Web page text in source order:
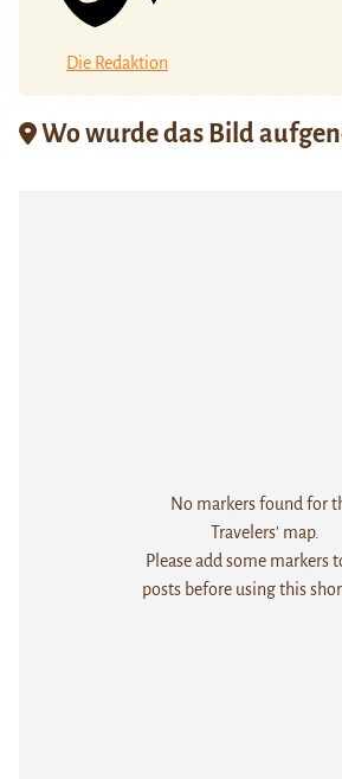
Die Redaktion
Wo wurde das Bild
No markers found for
Travelers' map.
Please add some markers
posts before using this